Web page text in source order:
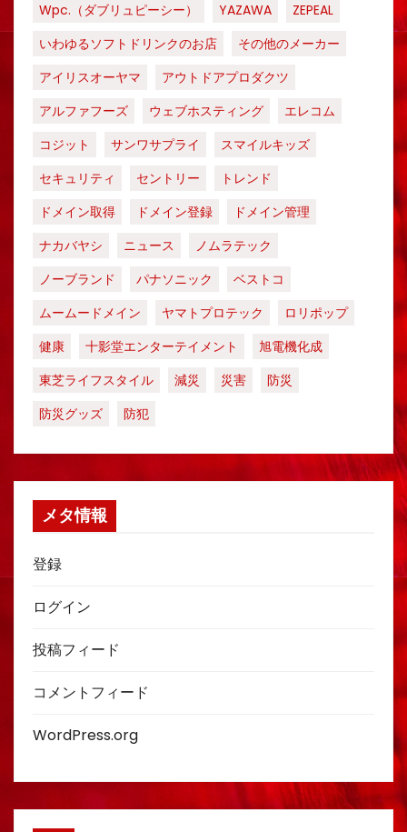
Wpc.（ダブリュピーシー）
YAZAWA
ZEPEAL
いわゆるソフトドリンクのお店
その他のメーカー
アイリスオーヤマ
アウトドアプロダクツ
アルファフーズ
ウェブホスティング
エレコム
コジット
サンワサプライ
スマイルキッズ
セキュリティ
セントリー
トレンド
ドメイン取得
ドメイン登録
ドメイン管理
ナカバヤシ
ニュース
ノムラテック
ノーブランド
パナソニック
ベストコ
ムームードメイン
ヤマトプロテック
ロリポップ
健康
十影堂エンターテイメント
旭電機化成
東芝ライフスタイル
減災 災害
防災
防災グッズ
防犯
メタ情報
登録
ログイン
投稿フィード
コメントフィード
WordPress.org